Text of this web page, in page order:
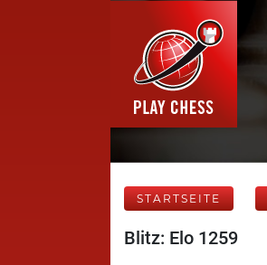
STARTSEITE
Blitz: Elo 1259